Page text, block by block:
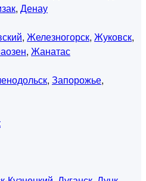
, Денау
, Железногорск, Жуковск,
, Жанатас
, Запорожье,